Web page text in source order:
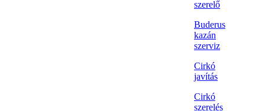
szerelő
Buderus
kazán
szerviz
Cirkó
javítás
Cirkó
szerelés